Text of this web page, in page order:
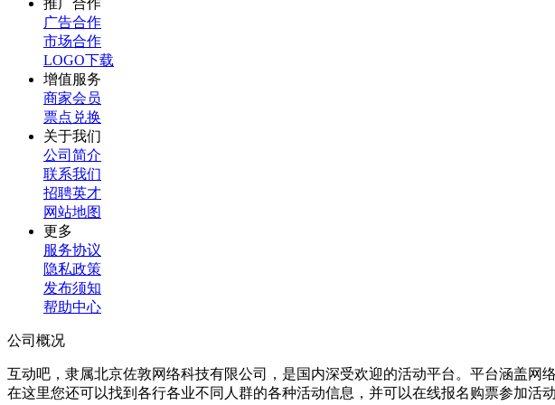
推广合作
广告合作
市场合作
LOGO下载
增值服务
商家会员
票点兑换
关于我们
公司简介
联系我们
招聘英才
网站地图
更多
服务协议
隐私政策
发布须知
帮助中心
公司概况
互动吧，隶属北京佐敦网络科技有限公司，是国内深受欢迎的活动平台。平台涵盖
在这里您还可以找到各行各业不同人群的各种活动信息，并可以在线报名购票参加活